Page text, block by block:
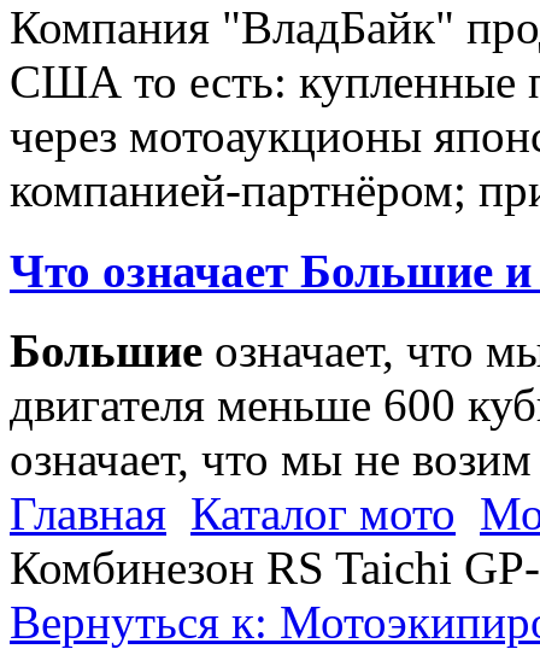
Компания "ВладБайк"
США то есть: купленные
через мотоаукционы
компанией-партнёром;
Что означает Большие
Большие означает, что
двигателя меньше 600
означает, что мы не
Главная Каталог мото
Комбинезон RS Taichi
Вернуться к: